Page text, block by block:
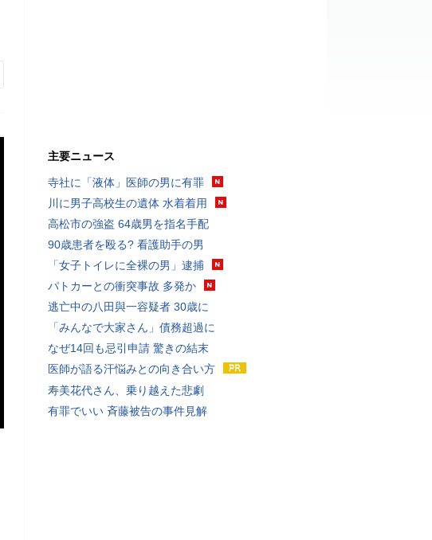
主要ニュース
寺社に「液体」医師の男に有罪
川に男子高校生の遺体 水着着用
高松市の強盗 64歳男を指名手配
90歳患者を殴る? 看護助手の男
「女子トイレに全裸の男」逮捕
パトカーとの衝突事故 多発か
逃亡中の八田與一容疑者 30歳に
「みんなで大家さん」債務超過に
なぜ14回も忌引申請 驚きの結末
医師が語る汗悩みとの向き合い方
寿美花代さん、乗り越えた悲劇
有罪でいい 斉藤被告の事件見解